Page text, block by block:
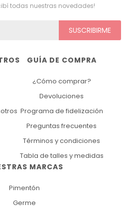
MARCAS
Pimentón
Germe
GUÍA DE COMPRA
¿Cómo comprar?
Devoluciones
Programa de fidelización
Preguntas frecuentes
Términos y condiciones
Tabla de talles y medidas
todas nuestras novedades!
SUSCRIBIRME